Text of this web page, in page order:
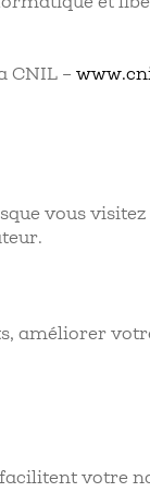
CNIL –
vous visitez
améliorer
votre